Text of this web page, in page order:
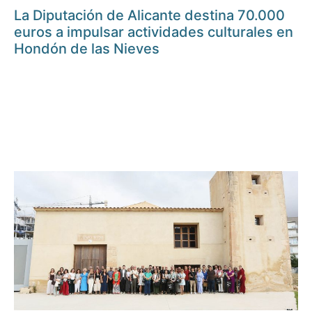
La Diputación de Alicante destina 70.000
euros a impulsar actividades culturales en
Hondón de las Nieves